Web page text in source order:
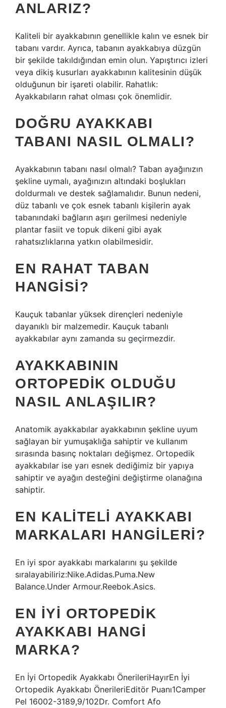
ANLARIZ?
Kaliteli bir ayakkabının genellikle kalın ve esnek bir
tabanı vardır. Ayrıca, tabanın ayakkabıya düzgün
bir şekilde takıldığından emin olun. Yapıştırıcı izleri
veya dikiş kusurları ayakkabının kalitesinin düşük
olduğunun bir işareti olabilir. Rahatlık:
Ayakkabıların rahat olması çok önemlidir.
DOĞRU AYAKKABI
TABANI NASIL OLMALI?
Ayakkabının tabanı nasıl olmalı? Taban ayağınızın
şekline uymalı, ayağınızın altındaki boşlukları
doldurmalı ve destek sağlamalıdır. Bunun nedeni,
düz tabanlı ve çok esnek tabanlı kişilerin ayak
tabanındaki bağların aşırı gerilmesi nedeniyle
plantar fasiit ve topuk dikeni gibi ayak
rahatsızlıklarına yatkın olabilmesidir.
EN RAHAT TABAN
HANGISI?
Kauçuk tabanlar yüksek dirençleri nedeniyle
dayanıklı bir malzemedir. Kauçuk tabanlı
ayakkabılar aynı zamanda su geçirmezdir.
AYAKKABININ
ORTOPEDIK OLDUĞU
NASIL ANLAŞILIR?
Anatomik ayakkabılar ayakkabının şekline uyum
sağlayan bir yumuşaklığa sahiptir ve kullanım
sırasında basınç noktaları değişmez. Ortopedik
ayakkabılar ise yarı esnek dediğimiz bir yapıya
sahiptir ve ayağın desteğini değiştirme olanağına
sahiptir.
EN KALITELI AYAKKABI
MARKALARI HANGILERI?
En iyi spor ayakkabı markalarını şu şekilde
sıralayabiliriz:Nike.Adidas.Puma.New
Balance.Under Armour.Reebok.Asics.
EN IYI ORTOPEDIK
AYAKKABI HANGI
MARKA?
En İyi Ortopedik Ayakkabı ÖnerileriHayırEn İyi
Ortopedik Ayakkabı ÖnerileriEditör Puanı1Camper
Pel 16002-3189,9/102Dr. Comfort Afo